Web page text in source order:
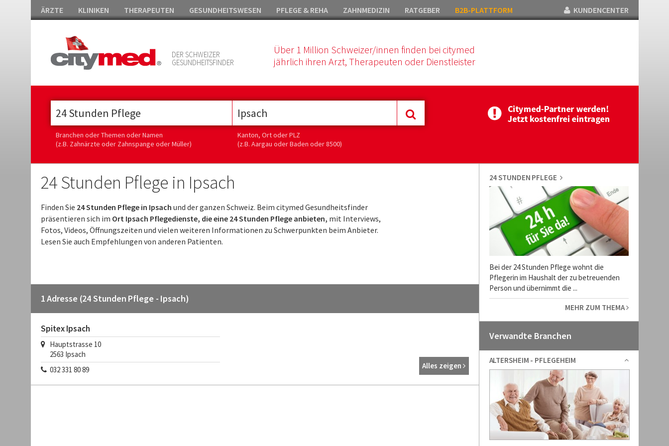
ÄRZTE KLINIKEN THERAPEUTEN GESUNDHEITSWESEN PFLEGE & REHA ZAHNMEDIZIN RATGEBER B2B-PLATTFORM KUNDENCENTER
DER SCHWEIZER
GESUNDHEITSFINDER
Über 1 Million Schweizer/innen finden bei citymed
jährlich ihren Arzt, Therapeuten oder Dienstleister
Branchen oder Themen oder Namen
(z.B. Zahnärzte oder Zahnspange oder Müller)
Kanton, Ort oder PLZ
(z.B. Aargau oder Baden oder 8500)
24 Stunden Pflege in Ipsach
Finden Sie 24 Stunden Pflege in Ipsach und der ganzen Schweiz. Beim citymed Gesundheitsfinder
präsentieren sich im Ort Ipsach Pflegedienste, die eine 24 Stunden Pflege anbieten, mit Interviews,
Fotos, Videos, Öffnungszeiten und vielen weiteren Informationen zu Schwerpunkten beim Anbieter.
Lesen Sie auch Empfehlungen von anderen Patienten.
1 Adresse (24 Stunden Pflege - Ipsach)
Spitex Ipsach
Hauptstrasse 10
2563 Ipsach
032 331 80 89
Alles zeigen
24 STUNDEN PFLEGE
Bei der 24 Stunden Pflege wohnt die
Pflegerin im Haushalt der zu betreuenden
Person und übernimmt die ...
MEHR ZUM THEMA
Verwandte Branchen
ALTERSHEIM - PFLEGEHEIM